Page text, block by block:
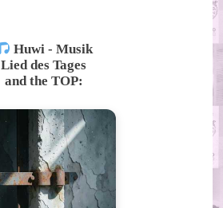
Huwi - Musik
Lied des Tages
and the TOP: